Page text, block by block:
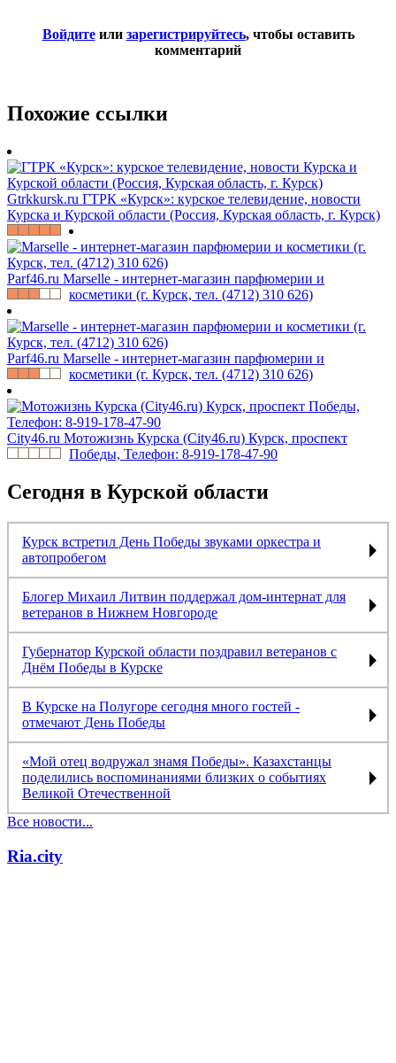
Войдитеили зарегистрируйтесь, чтобы оставить
комментарий
Похожие ссылки
Gtrkkursk.ru ГТРК «Курск»: курское телевидение, новости
Курска и Курской области (Россия, Курская область, г. Курск)
Parf46.ru Marselle - интернет-магазин парфюмерии и
косметики (г. Курск, тел. (4712) 310 626)
Parf46.ru Marselle - интернет-магазин парфюмерии и
косметики (г. Курск, тел. (4712) 310 626)
City46.ru Мотожизнь Курска (City46.ru) Курск, проспект
Победы, Телефон: 8-919-178-47-90
Сегодня в Курской области
Курск встретил День Победы звуками оркестра и
автопробегом
Блогер Михаил Литвин поддержал дом-интернат для
ветеранов в Нижнем Новгороде
Губернатор Курской области поздравил ветеранов с
Днём Победы в Курске
В Курске на Полугоре сегодня много гостей -
отмечают День Победы
«Мой отец водружал знамя Победы». Казахстанцы
поделились воспоминаниями близких о событиях
Великой Отечественной
Все новости...
Ria.city